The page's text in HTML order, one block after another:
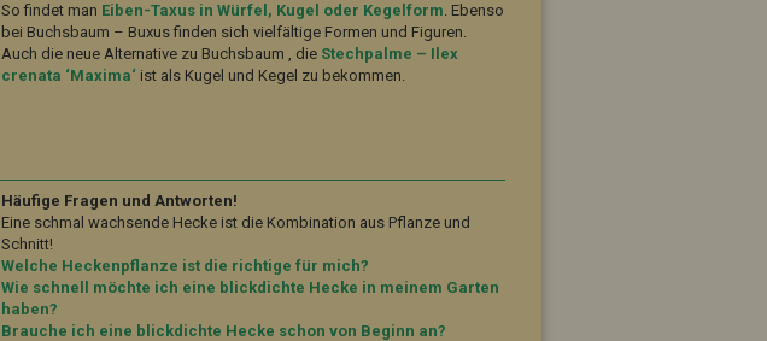
So findet man Eiben-Taxus in Würfel, Kugel oder Kegelform. Ebenso
bei Buchsbaum – Buxus finden sich vielfältige Formen und Figuren.
Auch die neue Alternative zu Buchsbaum , die Stechpalme – Ilex
crenata ‘Maxima‘ ist als Kugel und Kegel zu bekommen.
Häufige Fragen und Antworten!
Eine schmal wachsende Hecke ist die Kombination aus Pflanze und
Schnitt!
Welche Heckenpflanze ist die richtige für mich?
Wie schnell möchte ich eine blickdichte Hecke in meinem Garten
haben?
Brauche ich eine blickdichte Hecke schon von Beginn an?